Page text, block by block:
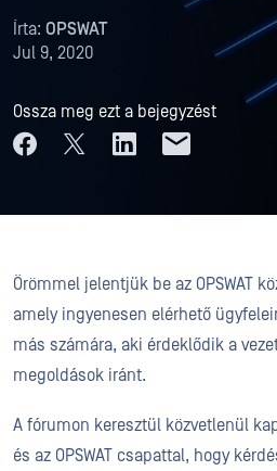
Írta: OPSWAT
Jul 9, 2020
Ossza meg ezt a bejegyzést
Örömmel jelentjük be az OPSWAT
amely ingyenesen elérhető
más számára, aki érdeklődik a
megoldások iránt.
A fórumon keresztül közvetlenül
és az OPSWAT csapattal, hogy